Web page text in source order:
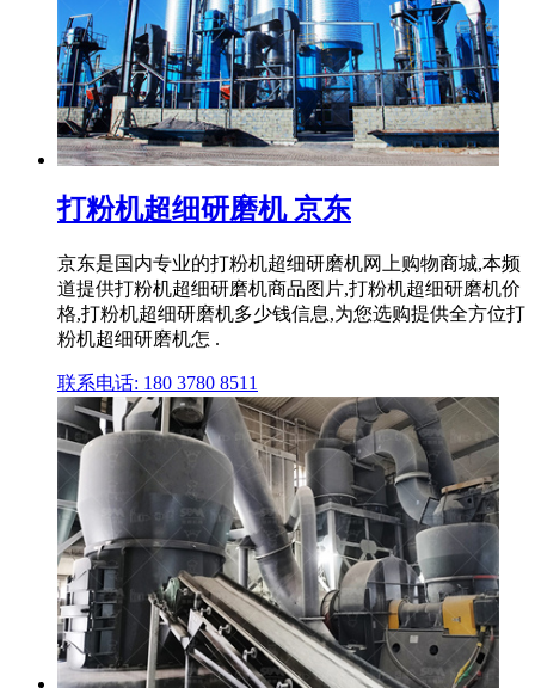
打粉机超细研磨机 京东
京东是国内专业的打粉机超细研磨机网上购物商城,本频
道提供打粉机超细研磨机商品图片,打粉机超细研磨机价
格,打粉机超细研磨机多少钱信息,为您选购提供全方位打
粉机超细研磨机怎 .
联系电话: 180 3780 8511